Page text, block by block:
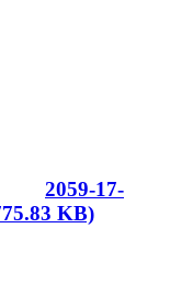
2059-17-
KB)